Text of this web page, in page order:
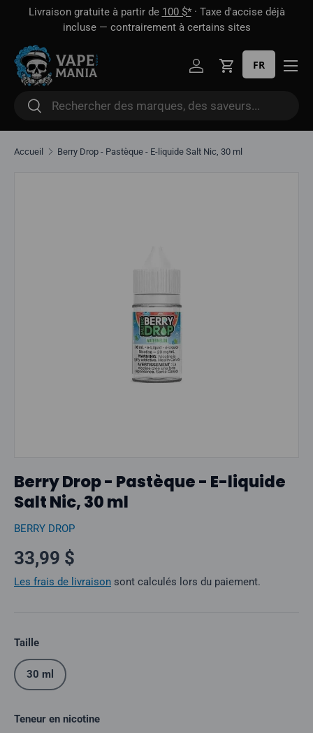
Aller directement au contenu
jetables et recevez 1
GRATUITE · Jusqu'au 16 août
Livraison gratuite à partir de
incluse —
Rechercher
Rechercher
Se connecter
Panier
FR
Accueil Berry Drop - Pastèque - E-liquide Salt Nic, 30 ml
Berry Drop - Pastèque - E-liquide
Salt Nic, 30 ml
BERRY DROP
Prix normal
33,99 $
Les frais de livraison sont calculés lors du paiement.
Taille
30 ml
Teneur en nicotine